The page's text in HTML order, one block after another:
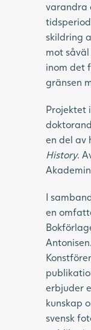
varandra
skildring
mot
inom det
gränsen
Projektet
en del av
History.
I
en
erbjuder
kunskap
svensk